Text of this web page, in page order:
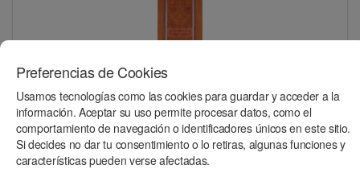
bubinga plafones curva
Preferencias de Cookies
Usamos tecnologías como las cookies para guardar y acceder a la
información. Aceptar su uso permite procesar datos, como el
comportamiento de navegación o identificadores únicos en este sitio.
Si decides no dar tu consentimiento o lo retiras, algunas funciones y
características pueden verse afectadas.